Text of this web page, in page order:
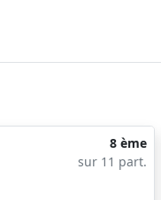
8 ème
sur 11 part.